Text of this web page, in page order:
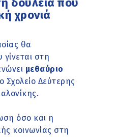
δουλειά που
χρονιά
θα
στη
μεθαύριο
Σχολείο Δεύτερης
όσο και η
κοινωνίας στη